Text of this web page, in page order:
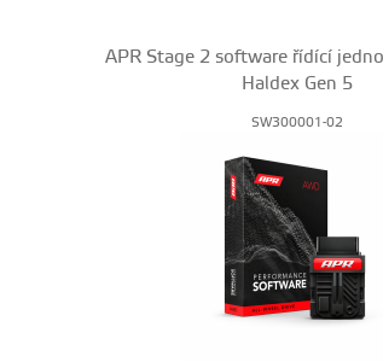
APR Stage 2 software řídící
Haldex Gen 5
SW300001-02